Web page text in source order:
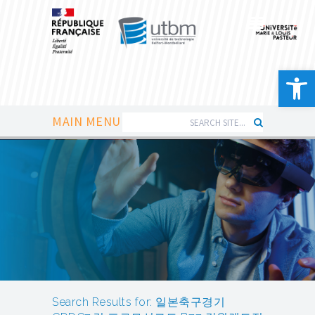
Ouvrir
MAIN MENU
Search Results for: 일본축구경기